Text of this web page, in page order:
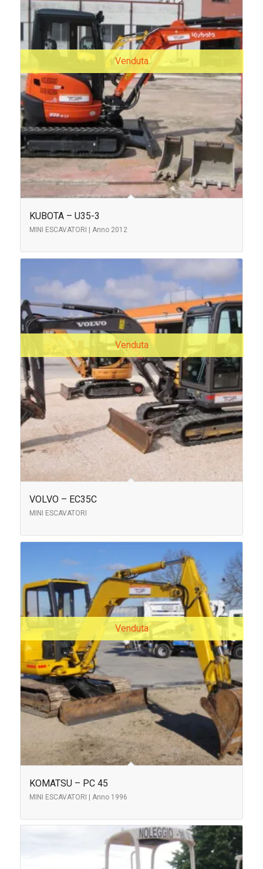
Venduta
KUBOTA – U35-3
MINI ESCAVATORI | Anno 2012
Venduta
VOLVO – EC35C
MINI ESCAVATORI
Venduta
KOMATSU – PC 45
MINI ESCAVATORI | Anno 1996